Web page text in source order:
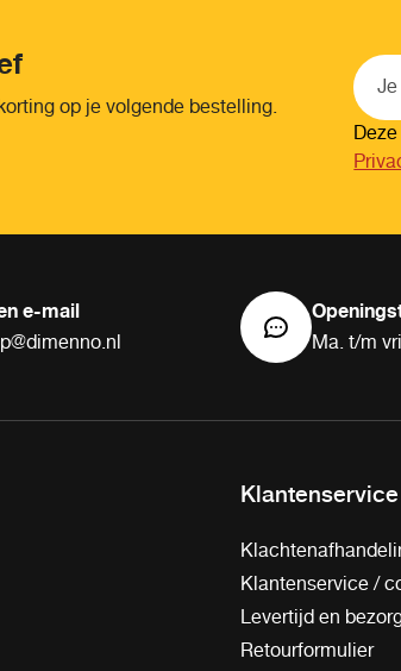
op je volgende bestelling.
e-mail
Ma. t/m
Klantenservice
Klantenservice /
Levertijd en
Retourformulier